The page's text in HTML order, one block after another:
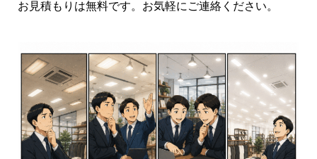
お見積もりは無料です。お気軽にご連絡ください。